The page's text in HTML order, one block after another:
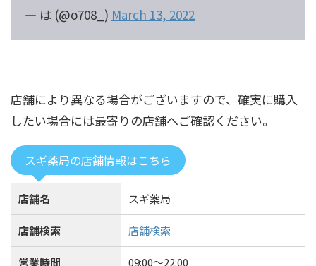
— は (@o708_) March 13, 2022
店舗により異なる場合がございますので、確実に購入
したい場合には最寄りの店舗へご確認ください。
スギ薬局の店舗情報はこちら
店舗名 スギ薬局
店舗検索 店舗検索
営業時間 09:00〜22:00